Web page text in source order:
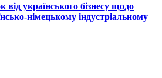
від українського бізнесу щодо
німецькому індустріальному